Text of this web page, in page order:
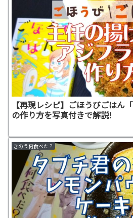
【再現レシピ】ごほうびごはん
の作り方を写真付きで解説!
きのう何食べた？